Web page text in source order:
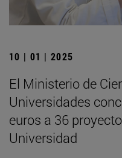
10 | 01 | 2025
El Ministerio de
Universidades
euros a 36
Universidad